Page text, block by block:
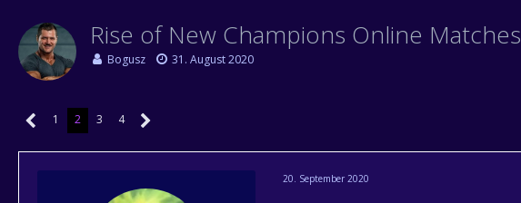
Rise of New Champions Online Matches
Bogusz 31. August 2020
1 2 3 4
20. September 2020